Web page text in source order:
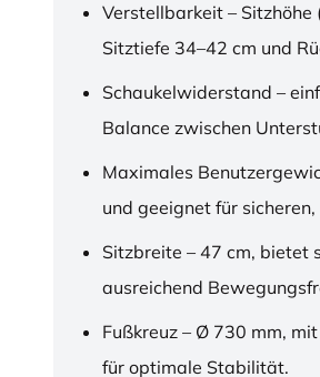
Verstellbarkeit –
Sitztiefe 34–42 cm und
Schaukelwiderstand –
Balance zwischen
Maximales
und geeignet für
Sitzbreite – 47 cm, bietet
ausreichend
Fußkreuz – Ø 730 mm,
für optimale Stabilität.